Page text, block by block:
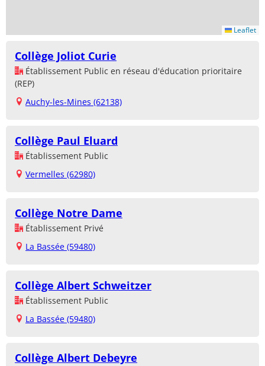
Leaflet
Collège Joliot Curie
Établissement Public en réseau d'éducation prioritaire
(REP)
Auchy-les-Mines (62138)
Collège Paul Eluard
Établissement Public
Vermelles (62980)
Collège Notre Dame
Établissement Privé
La Bassée (59480)
Collège Albert Schweitzer
Établissement Public
La Bassée (59480)
Collège Albert Debeyre